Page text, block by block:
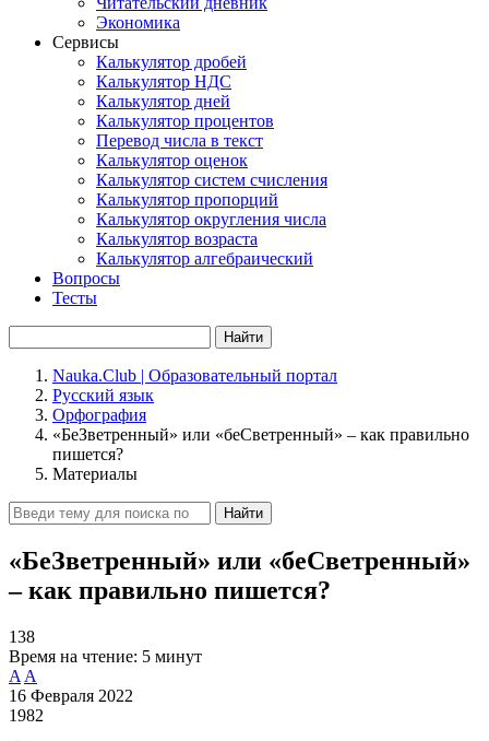
Экономика
Сервисы
Калькулятор дробей
Калькулятор НДС
Калькулятор дней
Калькулятор процентов
Перевод числа в текст
Калькулятор оценок
Калькулятор систем счисления
Калькулятор пропорций
Калькулятор округления числа
Калькулятор возраста
Калькулятор алгебраический
Вопросы
Тесты
Найти
Nauka.Club | Образовательный портал
Русский язык
Орфография
«БеЗветренный» или «беСветренный» – как правильно
пишется?
Материалы
Найти
«БеЗветренный» или «беСветренный»
– как правильно пишется?
138
Время на чтение: 5 минут
A A
16 Февраля 2022
1982